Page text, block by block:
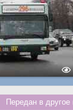
Передан в другое